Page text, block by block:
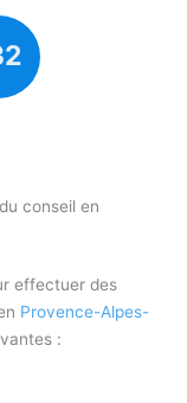
conseil en
effectuer des
Provence-Alpes-
: